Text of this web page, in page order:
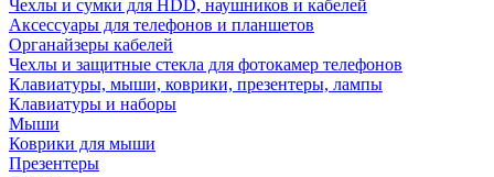
Чехлы и сумки для HDD, наушников и кабелей
Аксессуары для телефонов и планшетов
Органайзеры кабелей
Чехлы и защитные стекла для фотокамер телефонов
Клавиатуры, мыши, коврики, презентеры, лампы
Клавиатуры и наборы
Мыши
Коврики для мыши
Презентеры